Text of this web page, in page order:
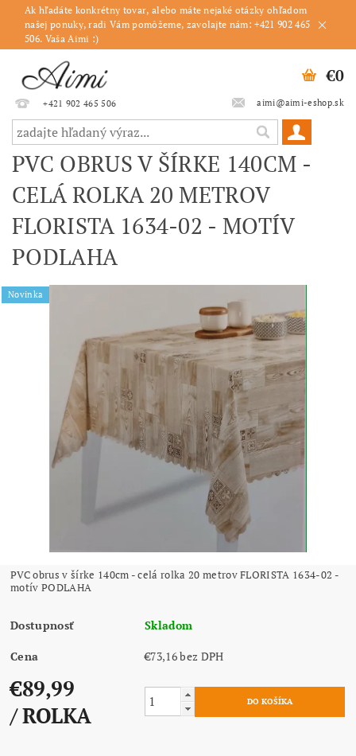
Ak hľadáte konkrétny tovar, alebo máte nejaké otázky ohľadom
našej ponuky, radi Vám pomôžeme, zavolajte nám: +421 902 465
506. Vaša Aimi :)
+421 902 465 506 aimi@aimi-eshop.sk
€0
PVC OBRUS V ŠÍRKE 140CM -
CELÁ ROLKA 20 METROV
FLORISTA 1634-02 - MOTÍV
PODLAHA
Novinka
PVC obrus v šírke 140cm - celá rolka 20 metrov FLORISTA 1634-02 -
motív PODLAHA
Dostupnosť Skladom
Cena €73,16 bez DPH
€89,99
/ ROLKA